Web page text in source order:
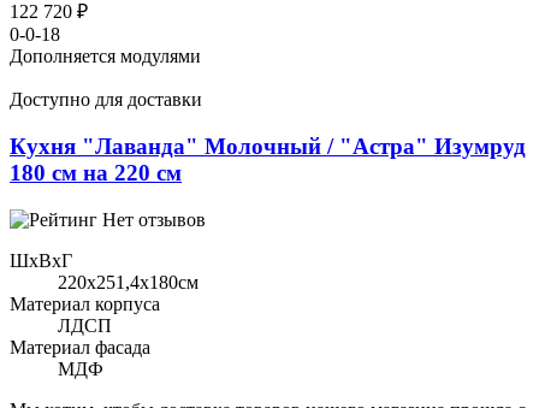
122 720 ₽
0-0-18
Дополняется модулями
Доступно для доставки
Кухня "Лаванда" Молочный / "Астра" Изумруд
180 см на 220 см
Нет отзывов
ШхВхГ
220x251,4х180см
Материал корпуса
ЛДСП
Материал фасада
МДФ